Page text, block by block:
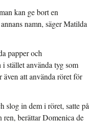
kan ge bort en
namn, säger Matilda
papper och
stället använda tyg som
att använda röret för
slog in dem i röret, satte på
ren, berättar Domenica de